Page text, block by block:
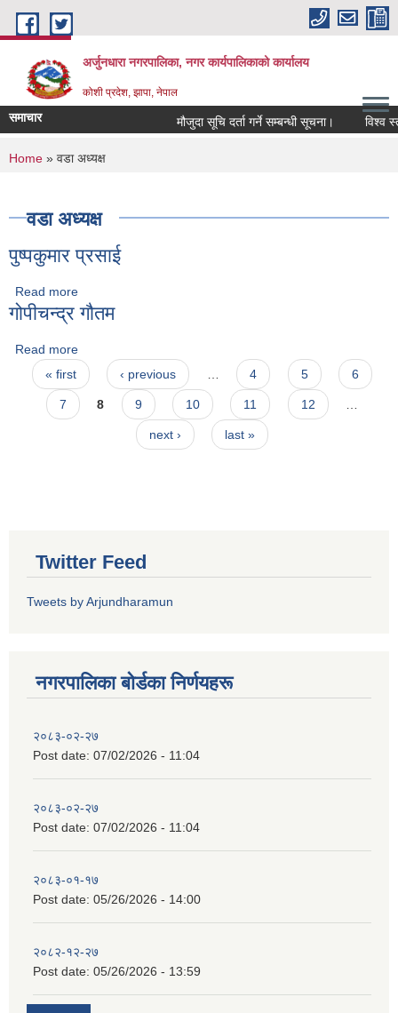
Skip to main content
अर्जुनधारा नगरपालिका, नगर कार्यपालिकाको कार्यालय
कोशी प्रदेश, झापा, नेपाल
समाचार मौजुदा सूचि दर्ता गर्ने सम्बन्धी सूचना। विश्व
You are here
Home » वडा अध्यक्ष
वडा अध्यक्ष
पुष्पकुमार प्रसाई
Read more
गोपीचन्द्र गौतम
Read more
Pages
« first ‹ previous … 4 5 6
7 8 9 10 11 12 …
next › last »
Twitter Feed
Tweets by Arjundharamun
नगरपालिका बाेर्डका निर्णयहरू
२०८३-०२-२७
Post date: 07/02/2026 - 11:04
२०८३-०२-२७
Post date: 07/02/2026 - 11:04
२०८३-०१-१७
Post date: 05/26/2026 - 14:00
२०८२-१२-२७
Post date: 05/26/2026 - 13:59